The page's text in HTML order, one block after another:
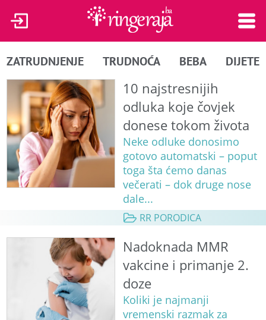
ZATRUDNJENJE TRUDNOĆA BEBA DIJETE
10 najstresnijih
odluka koje čovjek
donese tokom života
Neke odluke donosimo
gotovo automatski – poput
toga šta ćemo danas
večerati – dok druge nose
dale...
RR PORODICA
Nadoknada MMR
vakcine i primanje 2.
doze
Koliki je najmanji
vremenski razmak za